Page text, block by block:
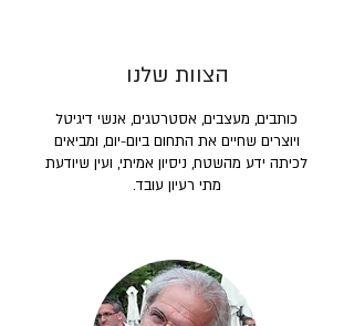
הצוות שלנו
כותבים, מעצבים, אסטרטגים, אנשי דיגיטל
ויוצרים שחיים את התחום ביום-יום, ומביאים
לכיתה ידע מהשטח, ניסיון אמיתי, ועין שיודעת
מתי רעיון עובד.